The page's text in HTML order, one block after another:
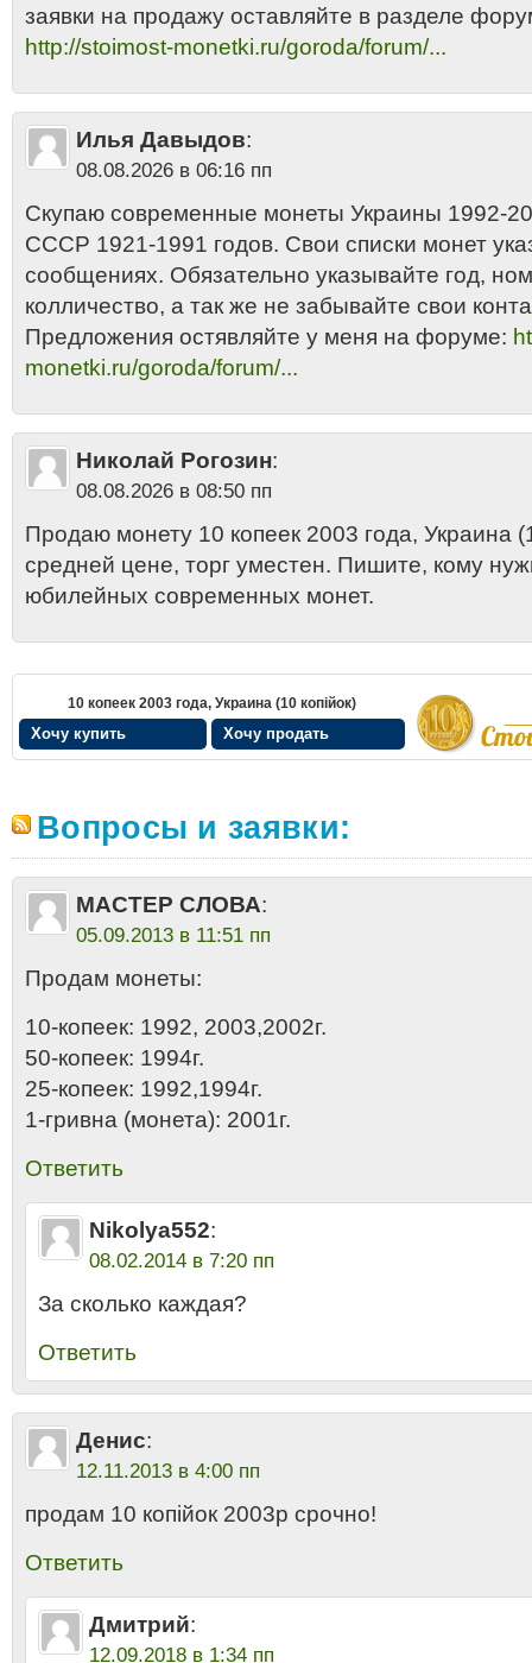
заявки на продажу оставляйте в разделе
http://stoimost-monetki.ru/goroda/forum/...
Илья Давыдов:
08.08.2026 в 06:16 пп
Скупаю современные монеты Украины 1992-
СССР 1921-1991 годов. Свои списки монет
сообщениях. Обязательно указывайте год,
колличество, а так же не забывайте свои
Предложения остявляйте у меня на форуме:
monetki.ru/goroda/forum/...
Николай Рогозин:
08.08.2026 в 08:50 пп
Продаю монету 10 копеек 2003 года, Украина
средней цене, торг уместен. Пишите, кому
юбилейных современных монет.
10 копеек 2003 года, Украина (10 копiйок)
Хочу купить Хочу продать
Вопросы и заявки:
МАСТЕР СЛОВА:
05.09.2013 в 11:51 пп
Продам монеты:
10-копеек: 1992, 2003,2002г.
50-копеек: 1994г.
25-копеек: 1992,1994г.
1-гривна (монета): 2001г.
Ответить
Nikolya552:
08.02.2014 в 7:20 пп
За сколько каждая?
Ответить
Денис:
12.11.2013 в 4:00 пп
продам 10 копійок 2003р срочно!
Ответить
Дмитрий:
12.09.2018 в 1:34 пп